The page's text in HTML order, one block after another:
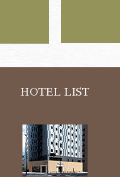
HOTEL LIST